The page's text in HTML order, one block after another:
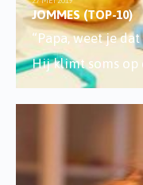
JOMMES (TOP-10)
“Papa, weet je
Hij klimt soms op